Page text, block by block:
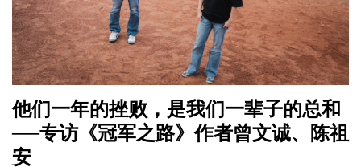
他们一年的挫败，是我们一辈子的总和
──专访《冠军之路》作者曾文诚、陈祖
安